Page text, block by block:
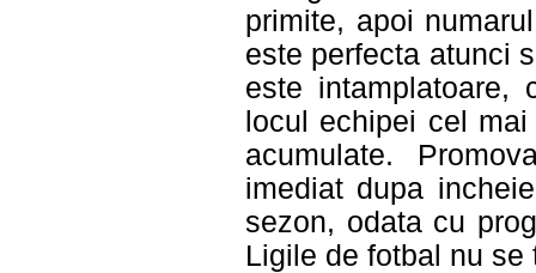
primite, apoi
este perfecta atunci
este intamplatoare,
locul echipei cel
acumulate.
imediat dupa
sezon, odata cu
Ligile de fotbal nu